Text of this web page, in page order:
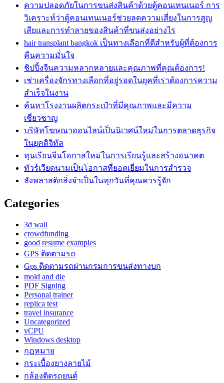
ความปลอดภัยในการขนส่งสินค้าด้วยตู้คอนเทนเนอร์ การ
วิเคราะห์ว่าตู้คอนเทนเนอร์ช่วยลดความเสี่ยงในการสูญ
เสียและการทำลายของสินค้าที่ขนส่งอย่างไร
hair transplant bangkok เป็นทางเลือกที่ดีสำหรับผู้ที่ต้องการ
คืนความมั่นใจ
ชิปปิ้งจีนความหลากหลายและคุณภาพที่คุณต้องการ!
เช่าเครื่องจักรทางเลือกที่อยู่รอดในยุคที่เราต้องการความ
สำเร็จในงาน
ค้นหาโรงงานผลิตกระเป๋าที่มีคุณภาพและมีความ
เชี่ยวชาญ
บริษัทโฆษณาออนไลน์เป็นนิเวศน์ใหม่ในการตลาดธุรกิจ
ในยุคดิจิทัล
ทุนเรียนจีนโอกาสใหม่ในการเรียนรู้และสร้างอนาคต
ทัวร์เวียดนามเป็นโอกาสที่ยอดเยี่ยมในการสำรวจ
ลังพลาสติกสิ่งจำเป็นในทุกวันที่คุณควรรู้จัก
Categories
3d wall
crowdfunding
good resume examples
GPS ติดตามรถ
Gps ติดตามรถผ่านกรมการขนส่งทางบก
mold and die
PDF Signing
Personal trainer
replica test
travel insurance
Uncategorized
vCPU
Windows desktop
กฎหมาย
กระเบื้องยางลายไม้
กล้องติดรถยนต์